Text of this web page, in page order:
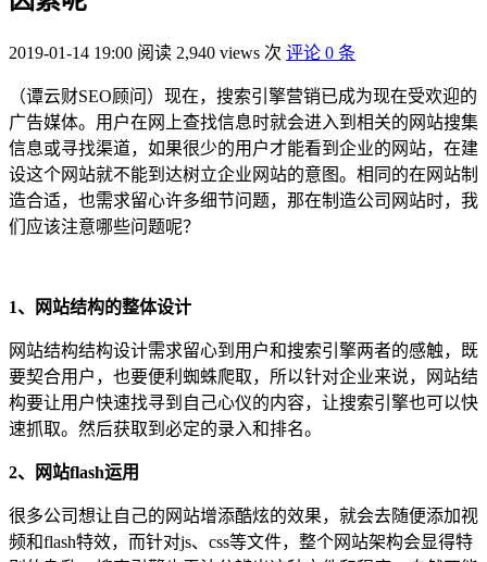
2019-01-14 19:00 阅读 2,940 views 次 评论 0 条
（谭云财SEO顾问）现在，搜索引擎营销已成为现在受欢迎的
广告媒体。用户在网上查找信息时就会进入到相关的网站搜集
信息或寻找渠道，如果很少的用户才能看到企业的网站，在建
设这个网站就不能到达树立企业网站的意图。相同的在网站制
造合适，也需求留心许多细节问题，那在制造公司网站时，我
们应该注意哪些问题呢？
1、网站结构的整体设计
网站结构结构设计需求留心到用户和搜索引擎两者的感触，既
要契合用户，也要便利蜘蛛爬取，所以针对企业来说，网站结
构要让用户快速找寻到自己心仪的内容，让搜索引擎也可以快
速抓取。然后获取到必定的录入和排名。
2、网站flash运用
很多公司想让自己的网站增添酷炫的效果，就会去随便添加视
频和flash特效，而针对js、css等文件，整个网站架构会显得特